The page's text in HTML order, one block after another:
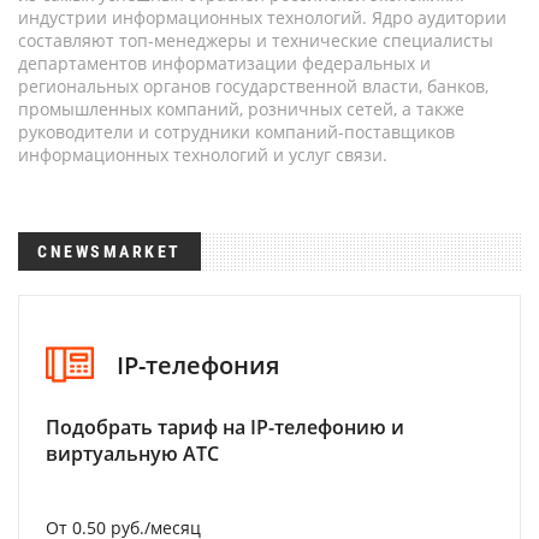
индустрии информационных технологий. Ядро аудитории
составляют топ-менеджеры и технические специалисты
департаментов информатизации федеральных и
региональных органов государственной власти, банков,
промышленных компаний, розничных сетей, а также
руководители и сотрудники компаний-поставщиков
информационных технологий и услуг связи.
CNEWSMARKET
IP-телефония
Подобрать тариф на IP-телефонию и
виртуальную АТС
От 0.50 руб./месяц